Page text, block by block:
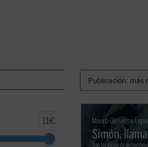
11€
«Antes de
tener toda su
su familia, la